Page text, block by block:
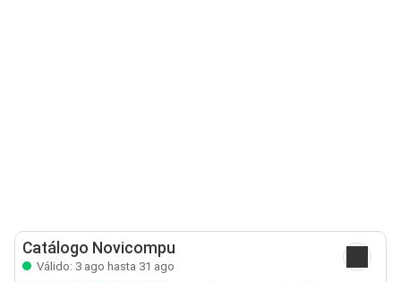
Catálogo Novicompu
Válido: 3 ago hasta 31 ago